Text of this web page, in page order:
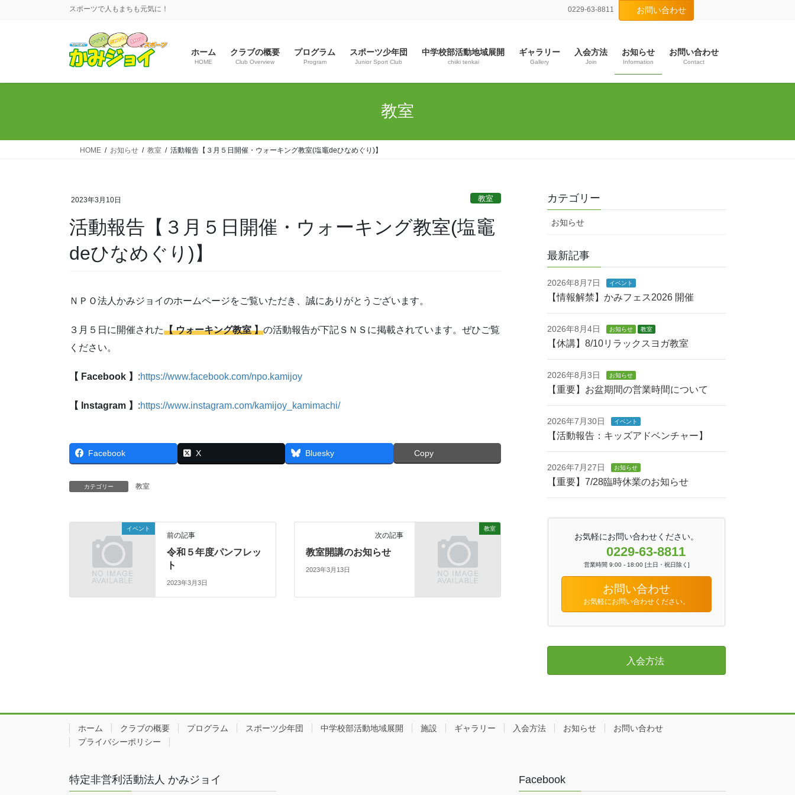
スポーツで人もまちも元気に！ 0229-63-8811 お問い合わせ
ホーム
HOME
クラブの概要
Club Overview
プログラム
Program
スポーツ少年団
Junior Sport Club
中学校部活動地域展開
chiiki tenkai
ギャラリー
Gallery
入会方法
Join
お知らせ
Information
お問い合わせ
Contact
教室
HOME お知らせ 教室 活動報告【３月５日開催・ウォーキング教室(塩竈deひなめぐり)】
2023年3月10日 教室
活動報告【３月５日開催・ウォーキング教室(塩竈
deひなめぐり)】
ＮＰＯ法人かみジョイのホームページをご覧いただき、誠にありがとうございます。
３月５日に開催された【 ウォーキング教室 】の活動報告が下記ＳＮＳに掲載されています。ぜひご覧
ください。
【 Facebook 】 :https://www.facebook.com/npo.kamijoy
【 Instagram 】 :https://www.instagram.com/kamijoy_kamimachi/
Facebook X Bluesky Copy
カテゴリー 教室
イベント
前の記事
令和５年度パンフレッ
ト
2023年3月3日
教室
次の記事
教室開講のお知らせ
2023年3月13日
カテゴリー
お知らせ
最新記事
2026年8月7日 イベント
【情報解禁】かみフェス2026 開催
2026年8月4日 お知らせ 教室
【休講】8/10リラックスヨガ教室
2026年8月3日 お知らせ
【重要】お盆期間の営業時間について
2026年7月30日 イベント
【活動報告：キッズアドベンチャー】
2026年7月27日 お知らせ
【重要】7/28臨時休業のお知らせ
お気軽にお問い合わせください。
0229-63-8811
営業時間 9:00 - 18:00 [土日・祝日除く]
お問い合わせ
お気軽にお問い合わせください。
入会方法
ホーム クラブの概要 プログラム スポーツ少年団 中学校部活動地域展開 施設 ギャラリー 入会方法 お知らせ
お問い合わせ
プライバシーポリシー
特定非営利活動法人 かみジョイ Facebook